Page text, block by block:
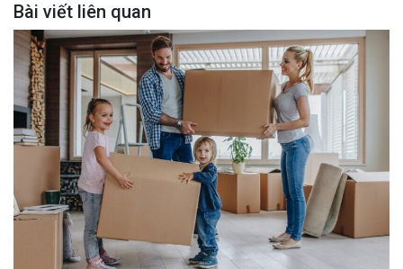
Bài viết liên quan